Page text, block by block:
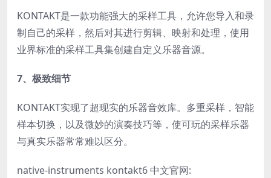
KONTAKT是一款功能强大的采样工具，允许您导入和录
制自己的采样，然后对其进行剪辑、映射和处理，使用
业界标准的采样工具集创建自定义乐器音源。
7、极致细节
KONTAKT实现了超现实的乐器音效库。多重采样，智能
样本切换，以及微妙的演奏技巧等，使可玩的采样乐器
与真实乐器常常难以区分。
native-instruments kontakt6 中文官网: